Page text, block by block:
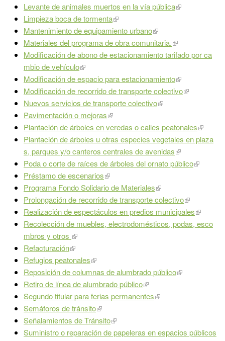
Levante de animales muertos en la vía pública
Limpieza boca de tormenta
Mantenimiento de equipamiento urbano
Materiales del programa de obra comunitaria.
Modificación de abono de estacionamiento tarifado por ca
mbio de vehículo
Modificación de espacio para estacionamiento
Modificación de recorrido de transporte colectivo
Nuevos servicios de transporte colectivo
Pavimentación o mejoras
Plantación de árboles en veredas o calles peatonales
Plantación de árboles u otras especies vegetales en plaza
s, parques y/o canteros centrales de avenidas
Poda o corte de raíces de árboles del ornato público
Préstamo de escenarios
Programa Fondo Solidario de Materiales
Prolongación de recorrido de transporte colectivo
Realización de espectáculos en predios municipales
Recolección de muebles, electrodomésticos, podas, esco
mbros y otros
Refacturación
Refugios peatonales
Reposición de columnas de alumbrado público
Retiro de línea de alumbrado público
Segundo titular para ferias permanentes
Semáforos de tránsito
Señalamientos de Tránsito
Suministro o reparación de papeleras en espacios públicos